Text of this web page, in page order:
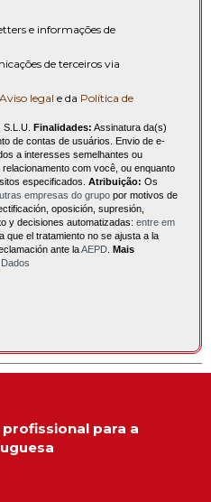
e informações de
de terceiros via
Aviso legal e da Política de
Finalidades: Assinatura da(s)
de contas de usuários. Envio de e-
a interesses semelhantes ou
relacionamento com você, ou enquanto
especificados. Atribuição: Os
empresas do grupo por motivos de
oposición, supresión,
y decisiones automatizadas: entre em
que el tratamiento no se ajusta a la
ante laAEPD Mais
para a